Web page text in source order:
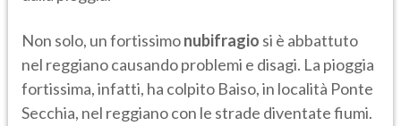
Non solo, un fortissimonubifragio si è abbattuto
nel reggiano causando problemi e disagi. La pioggia
fortissima, infatti, ha colpito Baiso, in località Ponte
Secchia, nel reggiano con le strade diventate fiumi.